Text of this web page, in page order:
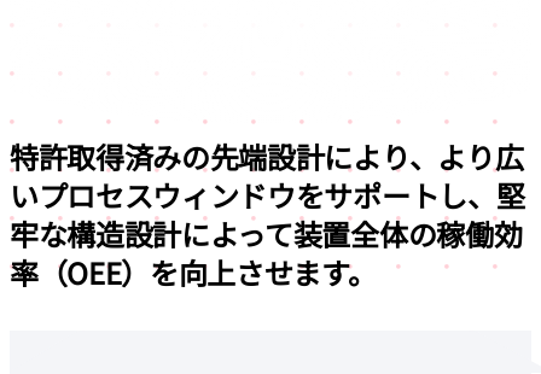
特許取得済みの先端設計により、より広
いプロセスウィンドウをサポートし、 堅
牢な構造設計によって装置全体の稼働効
率（OEE）を向上させます。